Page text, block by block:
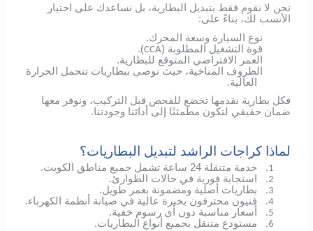
نحن لا نقوم فقط بتبديل البطارية، بل نساعدك على اختيار
الأنسب لك، بناءً على:
نوع السيارة وسعة المحرك.
قوة التشغيل المطلوبة (CCA
).
العمر الافتراضي المتوقع للبطارية.
الظروف المناخية، حيث نوصي ببطاريات تتحمل الحرارة
العالية.
فكل بطارية نقدمها تخضع للفحص قبل التركيب، ونوفر معها
ضمان حقيقي لتكون مطمئنًا إلى أدائنا وجودتنا.
لماذا كراجات الراشد لتبديل البطاريات؟
1. خدمة متنقلة 24 ساعة تشمل جميع مناطق الكويت.
2. استجابة فورية في حالات الطوارئ.
3. بطاريات أصلية ومضمونة بعمر طويل.
4. فنيون محترفون بخبرة عالية في صيانة أنظمة الكهرباء.
5. أسعار مناسبة دون أي رسوم خفية.
6. مستودع متنقل بجميع أنواع البطاريات.